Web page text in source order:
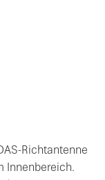
Richtantenne
Innenbereich.